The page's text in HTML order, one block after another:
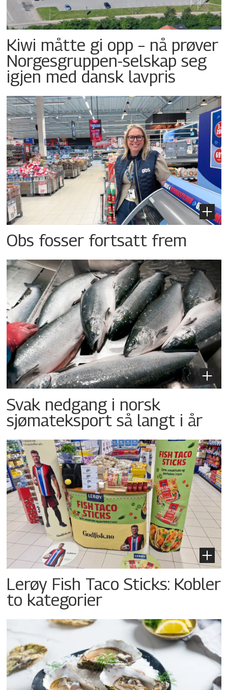
Kiwi måtte gi opp – nå prøver
Norgesgruppen-selskap seg
igjen med dansk lavpris
Obs fosser fortsatt frem
Svak nedgang i norsk
sjømateksport så langt i år
Lerøy Fish Taco Sticks: Kobler
to kategorier